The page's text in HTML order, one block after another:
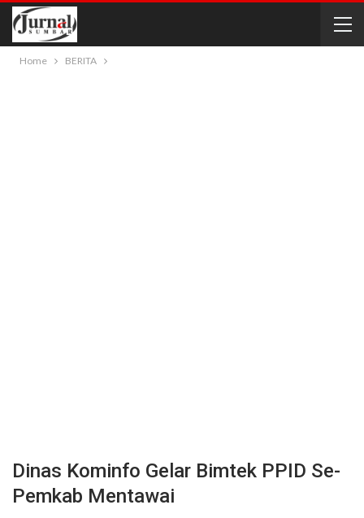
Home BERITA
Dinas Kominfo Gelar Bimtek PPID Se-
Pemkab Mentawai